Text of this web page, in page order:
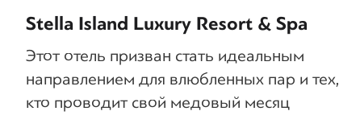
Stella Island Luxury Resort & Spa
Этот отель призван стать идеальным
направлением для влюбленных пар и тех,
кто проводит свой медовый месяц